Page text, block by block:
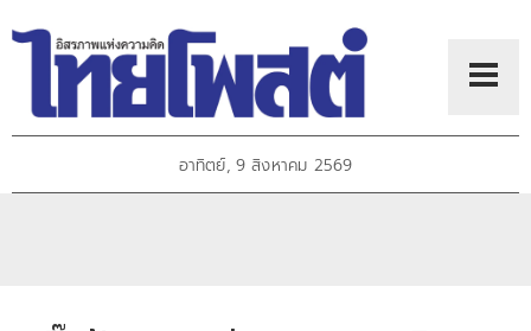
อาทิตย์, 9 สิงหาคม 2569